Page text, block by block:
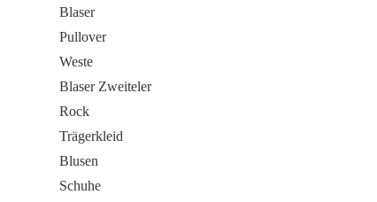
Blaser
Pullover
Weste
Blaser Zweiteler
Rock
Trägerkleid
Blusen
Schuhe